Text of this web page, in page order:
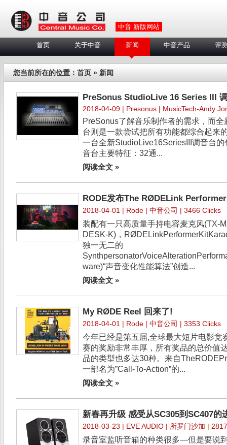
中音 新版网站
首页 关于中音 新闻 中音产品 评
您当前所在的位置： 首页 » 新闻
PreSonus StudioLive 16 Series III
2018-04-09 | Presonus | MusicTech-Andy
PreSonus了解音乐制作者的需求，而
台则是一款尝试把所有功能都综合起来
一台全新StudioLive16SeriesIII调音台
音台主要特征：32通...
阅读全文 »
RODE发布The RØDELink
2018-04-01 | Rode | 中音公司 | 3466 Clicks
装配有一只高质量手持电容麦克风(TX-
DESK-K)，
独一无二的
ware)“声音变化性能算法”创造...
阅读全文 »
My RØDE Reel 回来了!
2018-04-01 | Rode | 中音公司 | 3353 Clicks
今年已经是第五届,全球最大短片电影竞
赛的奖励非常丰厚，所有奖品的总价值
品的类型也多达30种。来自
一部名为”Call-To-Action”的...
阅读全文 »
新春再升级 感受从SC305到SC407的
2018-03-23 | EVE AUDIO | 所罗门沙加 |
录音室监听音箱的种类很多—但是要说